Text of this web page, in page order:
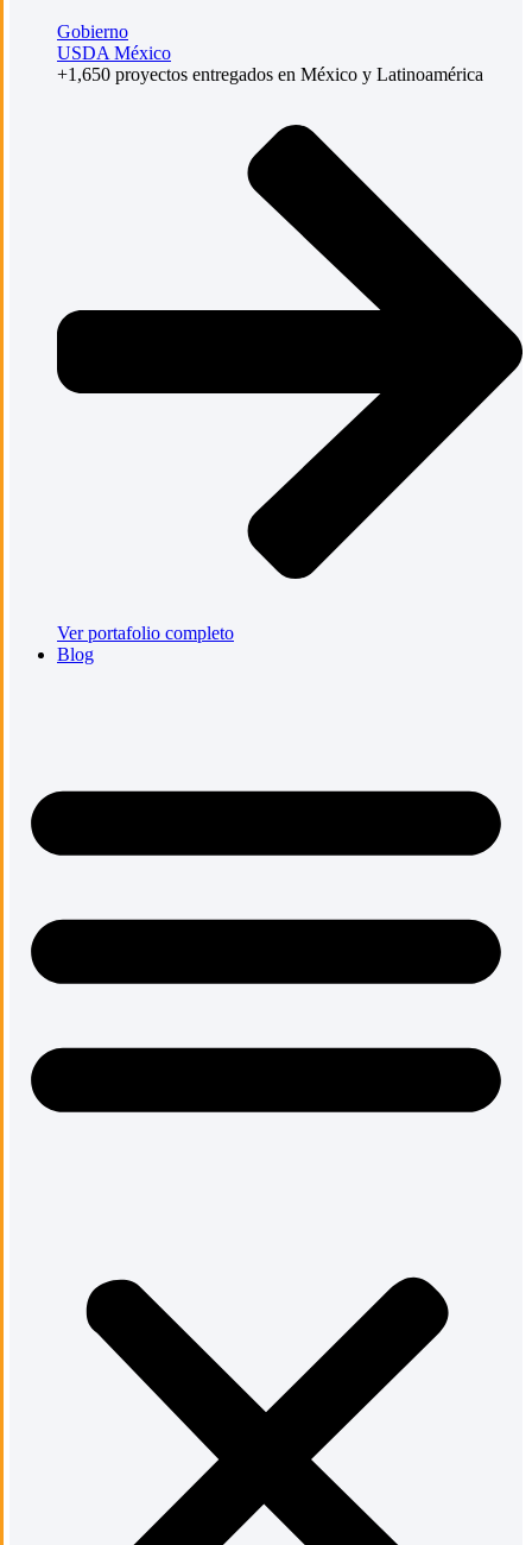
Gobierno
USDA México
+1,650 proyectos entregados en México y Latinoamérica
Ver portafolio completo
Blog